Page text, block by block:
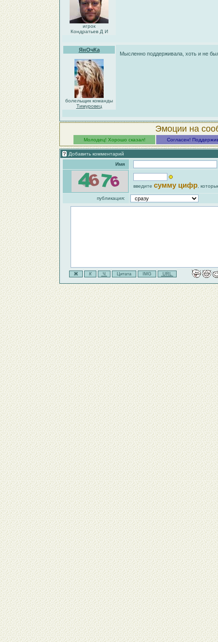
игрок
Кондратьев Д И
ЯнОчКа
болельщик команды
Тимуровец
Мысленно поддерживала, хоть и не
Эмоции на
Молодец! Хорошо сказал! Согласен!
Добавить комментарий
Имя
введите сумму цифр ,
публикация: